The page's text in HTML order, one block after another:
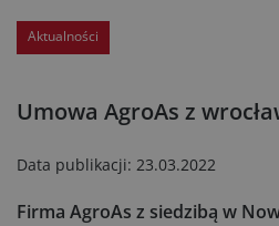
Aktualności
Umowa AgroAs z
Data publikacji: 23.03.2022
Firma AgroAs z siedzibą w